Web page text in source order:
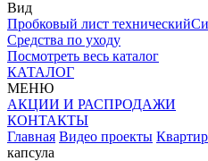
Вид
Пробковый лист технический
Средства по уходу
Посмотреть весь каталог
КАТАЛОГ
МЕНЮ
АКЦИИ И РАСПРОДАЖИ
КОНТАКТЫ
Главная Видео проекты
капсула